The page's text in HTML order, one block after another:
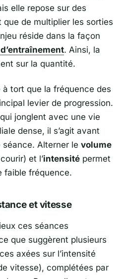
elle repose sur des
que de multiplier les sorties
réside dans la façon
. Ainsi, la
sur la quantité.
tort que la fréquence des
levier de progression.
jonglent avec une vie
dense, il s’agit avant
séance. Alterner le volume
et l’intensité permet
faible fréquence.
et vitesse
ces séances
que suggèrent plusieurs
axées sur l’intensité
vitesse), complétées par